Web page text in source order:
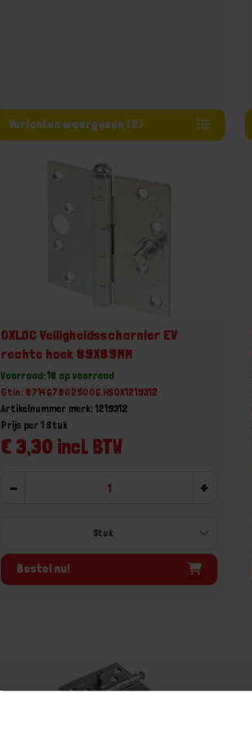
Varianten weergeven (2)
OXLOC Veiligheidsscharnier EV
rechte hoek 89X89MM
Voorraad: 18 op voorraad
Gtin: 8714678025006,HSOX1219312
Artikelnummer merk: 1219312
€ 3,30 incl. BTW
Prijs per 1 Stuk
- +
Bestel nu!